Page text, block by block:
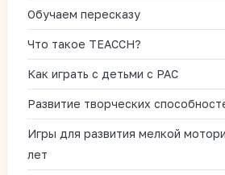
Обучаем пересказу
Что такое TEACCH?
Как играть с детьми с РАС
Развитие творческих
Игры для развития мелкой
лет